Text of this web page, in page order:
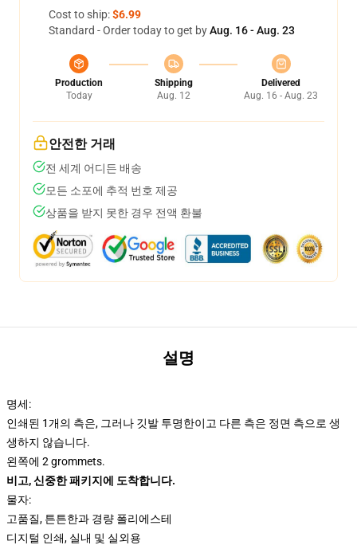
Cost to ship:$6.99
Standard - Order today to get byAug. 16 - Aug. 23
Production
Today
Shipping
Aug. 12
Delivered
Aug. 16 - Aug. 23
안전한 거래
전 세계 어디든 배송
모든 소포에 추적 번호 제공
상품을 받지 못한 경우 전액 환불
설명
명세:
인쇄된 1개의 측은, 그러나 깃발 투명한이고 다른 측은 정면 측으로 생
생하지 않습니다.
왼쪽에 2 grommets.
비고, 신중한 패키지에 도착합니다.
물자:
고품질, 튼튼한과 경량 폴리에스테
디지털 인쇄, 실내 및 실외용